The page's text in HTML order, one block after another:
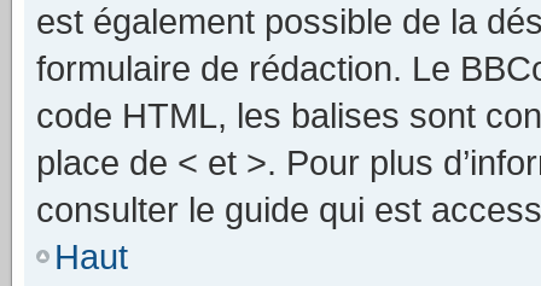
est également possible de la
formulaire de rédaction. Le
code HTML, les balises sont
place de < et >. Pour plus
consulter le guide qui est
Haut